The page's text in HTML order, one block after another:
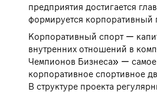
предприятия достигается
формируется корпоративный
Корпоративный спорт —
внутренних отношений в
Чемпионов Бизнеса» —
корпоративное спортивное
В структуре проекта